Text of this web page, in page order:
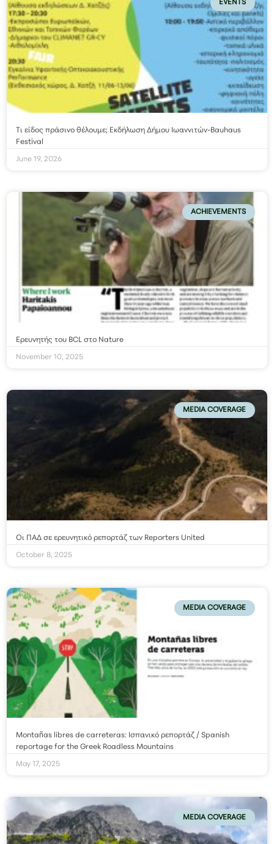
EVENTS
Τι είδος πράσινο θέλουμε; Εκδήλωση Δήμου Ιωαννιτών-Bauhaus
Festival
June 19, 2026
ACHIEVEMENTS
Ερευνητής του BCL στο Nature
November 10, 2025
MEDIA COVERAGE
Οι ΠΑΔ σε ερευνητικό ρεπορτάζ των Reporters United
October 8, 2025
MEDIA COVERAGE
Montañas libres de carreteras: Ισπανικό ρεπορτάζ / Spanish
reportage for the Greek Roadless Mountains
May 17, 2025
MEDIA COVERAGE